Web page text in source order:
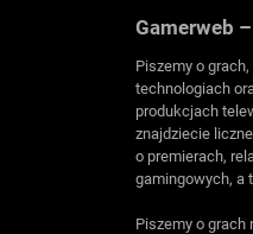
Gamerweb
Piszemy o
technologiach
produkcjach
znajdziecie
o premierach,
gamingowych, a
Piszemy o grach